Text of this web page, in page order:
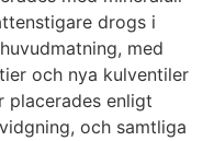
drogs i
med
och nya kulventiler
placerades enligt
och samtliga